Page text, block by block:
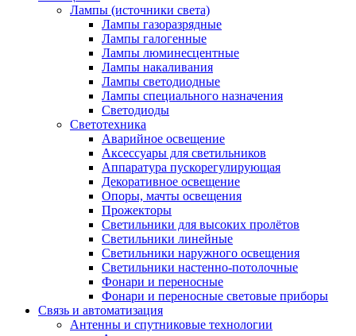
Лампы (источники света)
Лампы газоразрядные
Лампы галогенные
Лампы люминесцентные
Лампы накаливания
Лампы светодиодные
Лампы специального назначения
Светодиоды
Светотехника
Аварийное освещение
Аксессуары для светильников
Аппаратура пускорегулирующая
Декоративное освещение
Опоры, мачты освещения
Прожекторы
Светильники для высоких пролётов
Светильники линейные
Светильники наружного освещения
Светильники настенно-потолочные
Фонари и переносные
Фонари и переносные световые приборы
Связь и автоматизация
Антенны и спутниковые технологии